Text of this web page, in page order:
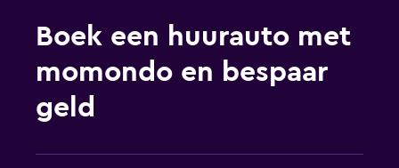
Boek een huurauto met
momondo en bespaar
geld